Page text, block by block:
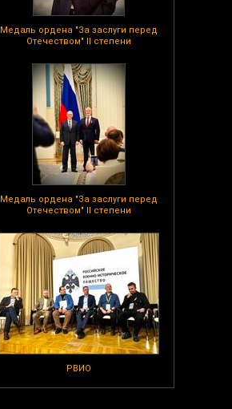
Медаль ордена "За заслуги перед
Отечеством" II степени
Медаль ордена "За заслуги перед
Отечеством" II степени
РВИО